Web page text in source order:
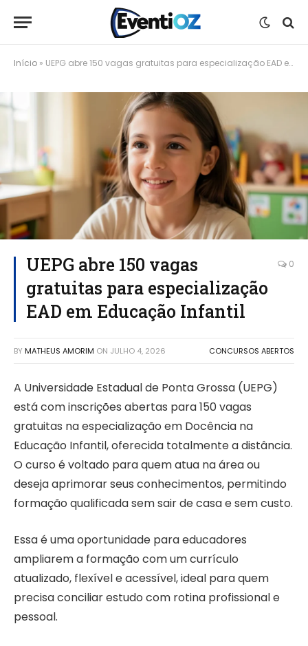
Início » UEPG abre 150 vagas gratuitas para especialização EAD em Educação Infantil
UEPG abre 150 vagas
gratuitas para especialização
EAD em Educação Infantil
0
BY MATHEUS AMORIM ON JULHO 4, 2026 CONCURSOS ABERTOS
A Universidade Estadual de Ponta Grossa (UEPG)
está com inscrições abertas para 150 vagas
gratuitas na especialização em Docência na
Educação Infantil, oferecida totalmente a distância.
O curso é voltado para quem atua na área ou
deseja aprimorar seus conhecimentos, permitindo
formação qualificada sem sair de casa e sem custo.
Essa é uma oportunidade para educadores
ampliarem a formação com um currículo
atualizado, flexível e acessível, ideal para quem
precisa conciliar estudo com rotina profissional e
pessoal.